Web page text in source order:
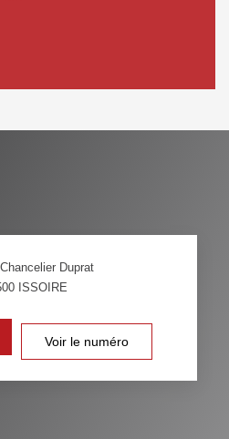
PART DES MÉNAGES SANS
VOITURE
Duprat
ISSOIRE
Voir le numéro